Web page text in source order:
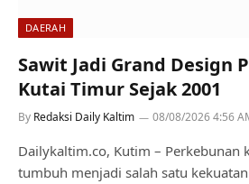
DAERAH
Sawit Jadi Grand Design
Kutai Timur Sejak 2001
By Redaksi Daily Kaltim 08/08/2026 4:56
Dailykaltim.co, Kutim – Perkebunan
tumbuh menjadi salah satu